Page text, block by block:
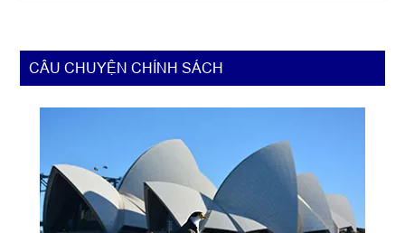
dân
Primary
CÂU CHUYỆN CHÍNH SÁCH